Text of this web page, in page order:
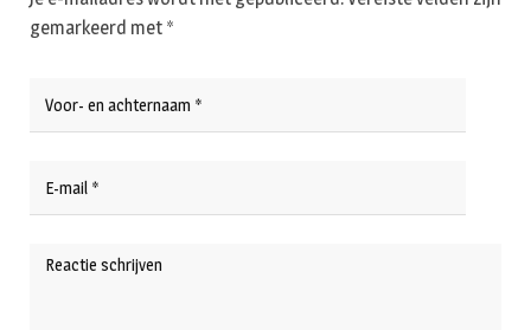
gemarkeerd met *